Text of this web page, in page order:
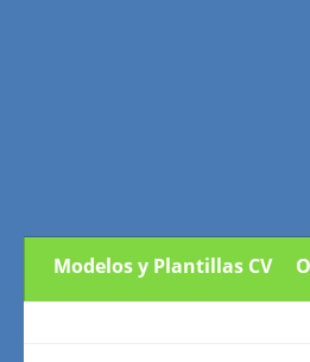
Modelos y Plantillas CV